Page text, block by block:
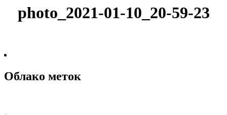
photo_2021-01-10_20-59-23
Облако меток